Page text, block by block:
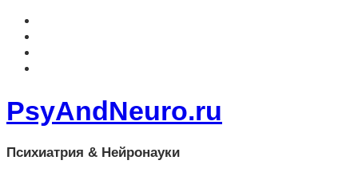
PsyAndNeuro.ru
Психиатрия & Нейронауки